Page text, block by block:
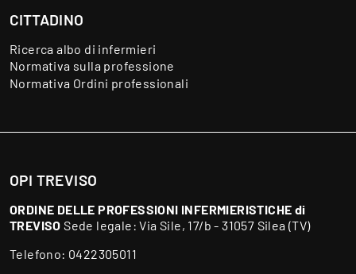
CITTADINO
Ricerca albo di infermieri
Normativa sulla professione
Normativa Ordini professionali
OPI TREVISO
ORDINE DELLE PROFESSIONI INFERMIERISTICHE di
TREVISO Sede legale: Via Sile, 17/b - 31057 Silea (TV)
Telefono: 0422305011